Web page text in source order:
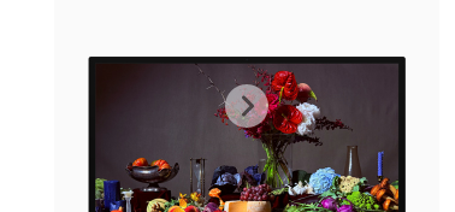
上
一
张
下
一
张